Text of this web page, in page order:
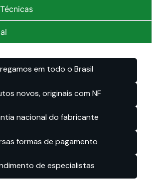
em todo o Brasil
novos, originais com NF
nacional do fabricante
formas de pagamento
de especialistas